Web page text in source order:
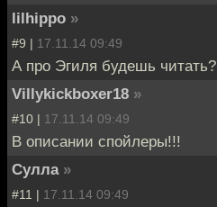
lilhippo »
#9 | 17.11.14 09:49
А про Эгиля будешь читать?
Villykickboxer18 »
#10 | 17.11.14 09:49
В описании спойлеры!!!
Сулла »
#11 | 17.11.14 09:49